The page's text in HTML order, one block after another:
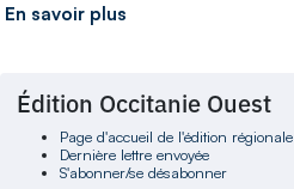
En savoir plus
Édition Occitanie Ouest
Page d'accueil de l'édition régionale
Dernière lettre envoyée
S'abonner/se désabonner